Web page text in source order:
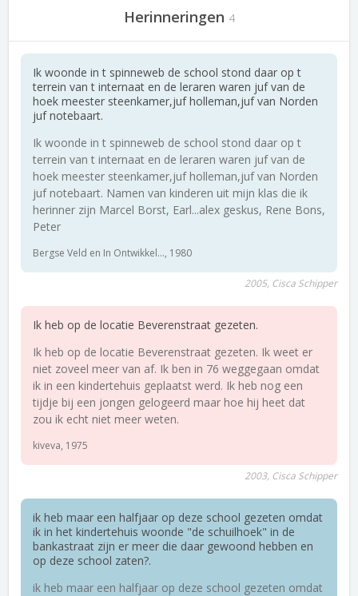
Herinneringen 4
Ik woonde in t spinneweb de school stond daar op t
terrein van t internaat en de leraren waren juf van de
hoek meester steenkamer,juf holleman,juf van Norden
juf notebaart.
Ik woonde in t spinneweb de school stond daar op t
terrein van t internaat en de leraren waren juf van de
hoek meester steenkamer,juf holleman,juf van Norden
juf notebaart. Namen van kinderen uit mijn klas die ik
herinner zijn Marcel Borst, Earl...alex geskus, Rene Bons,
Peter
Bergse Veld en In Ontwikkel..., 1980
2005, Cisca Schipper
Ik heb op de locatie Beverenstraat gezeten.
Ik heb op de locatie Beverenstraat gezeten. Ik weet er
niet zoveel meer van af. Ik ben in 76 weggegaan omdat
ik in een kindertehuis geplaatst werd. Ik heb nog een
tijdje bij een jongen gelogeerd maar hoe hij heet dat
zou ik echt niet meer weten.
kiveva, 1975
2003, Cisca Schipper
ik heb maar een halfjaar op deze school gezeten omdat
ik in het kindertehuis woonde "de schuilhoek" in de
bankastraat zijn er meer die daar gewoond hebben en
op deze school zaten?.
ik heb maar een halfjaar op deze school gezeten omdat